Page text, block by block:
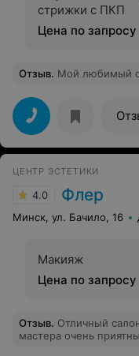
стрижки с ПКП
Цена по запросу
Отзыв. Мой любимый
ЦЕНТР ЭСТЕТИКИ
4.0 Флер
Минск, ул. Бачило, 16
Макияж
Цена по запросу
Отзыв. Отличный
мастера очень